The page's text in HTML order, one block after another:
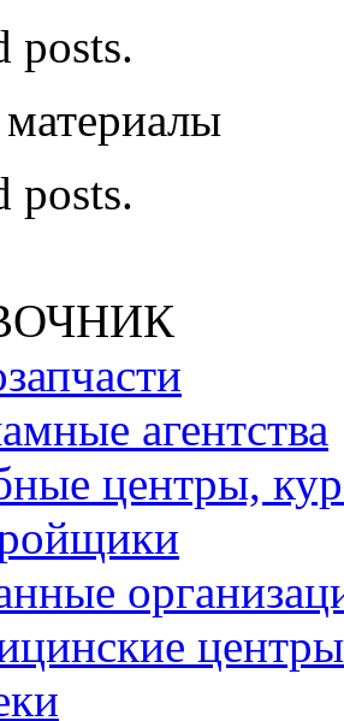
posts.
posts.
агентства
центры,
центры